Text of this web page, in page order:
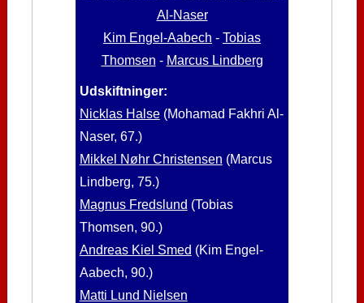
Al-Naser
Kim Engel-Aabech - Tobias
Thomsen - Marcus Lindberg
Udskiftninger:
Nicklas Halse(Mohamad Fakhri Al-
Naser, 67.)
Mikkel Nøhr Christensen (Marcus
Lindberg, 75.)
Magnus Fredslund (Tobias
Thomsen, 90.)
Andreas Kiel Smed (Kim Engel-
Aabech, 90.)
Matti Lund Nielsen